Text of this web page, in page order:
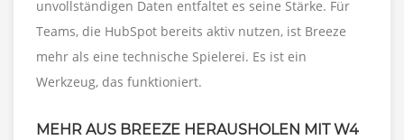
unvollständigen Daten entfaltet es seine Stärke. Für
Teams, die HubSpot bereits aktiv nutzen, ist Breeze
mehr als eine technische Spielerei. Es ist ein
Werkzeug, das funktioniert.
MEHR AUS BREEZE HERAUSHOLEN MIT W4